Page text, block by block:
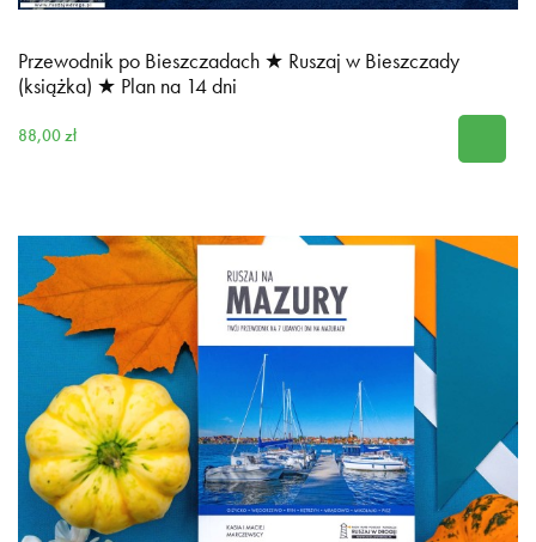
Przewodnik po Bieszczadach ★ Ruszaj w Bieszczady
(książka) ★ Plan na 14 dni
88,00 zł